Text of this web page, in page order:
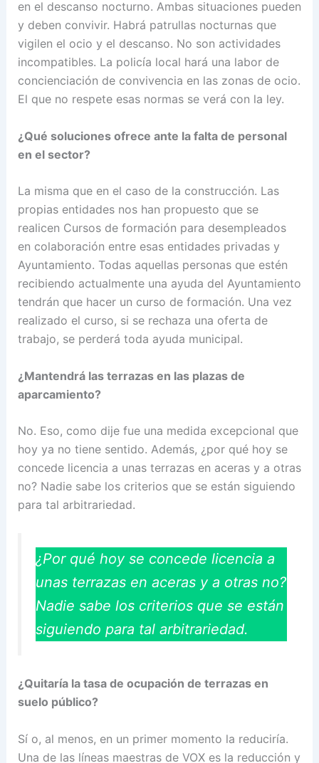
en el descanso nocturno. Ambas situaciones pueden
y deben convivir. Habrá patrullas nocturnas que
vigilen el ocio y el descanso. No son actividades
incompatibles. La policía local hará una labor de
concienciación de convivencia en las zonas de ocio.
El que no respete esas normas se verá con la ley.
¿Qué soluciones ofrece ante la falta de personal
en el sector?
La misma que en el caso de la construcción. Las
propias entidades nos han propuesto que se
realicen Cursos de formación para desempleados
en colaboración entre esas entidades privadas y
Ayuntamiento. Todas aquellas personas que estén
recibiendo actualmente una ayuda del Ayuntamiento
tendrán que hacer un curso de formación. Una vez
realizado el curso, si se rechaza una oferta de
trabajo, se perderá toda ayuda municipal.
¿Mantendrá las terrazas en las plazas de
aparcamiento?
No. Eso, como dije fue una medida excepcional que
hoy ya no tiene sentido. Además, ¿por qué hoy se
concede licencia a unas terrazas en aceras y a otras
no? Nadie sabe los criterios que se están siguiendo
para tal arbitrariedad.
¿Por qué hoy se concede licencia a
unas terrazas en aceras y a otras no?
Nadie sabe los criterios que se están
siguiendo para tal arbitrariedad.
¿Quitaría la tasa de ocupación de terrazas en
suelo público?
Sí o, al menos, en un primer momento la reduciría.
Una de las líneas maestras de VOX es la reducción y